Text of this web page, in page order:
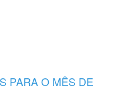
PARA O MÊS DE